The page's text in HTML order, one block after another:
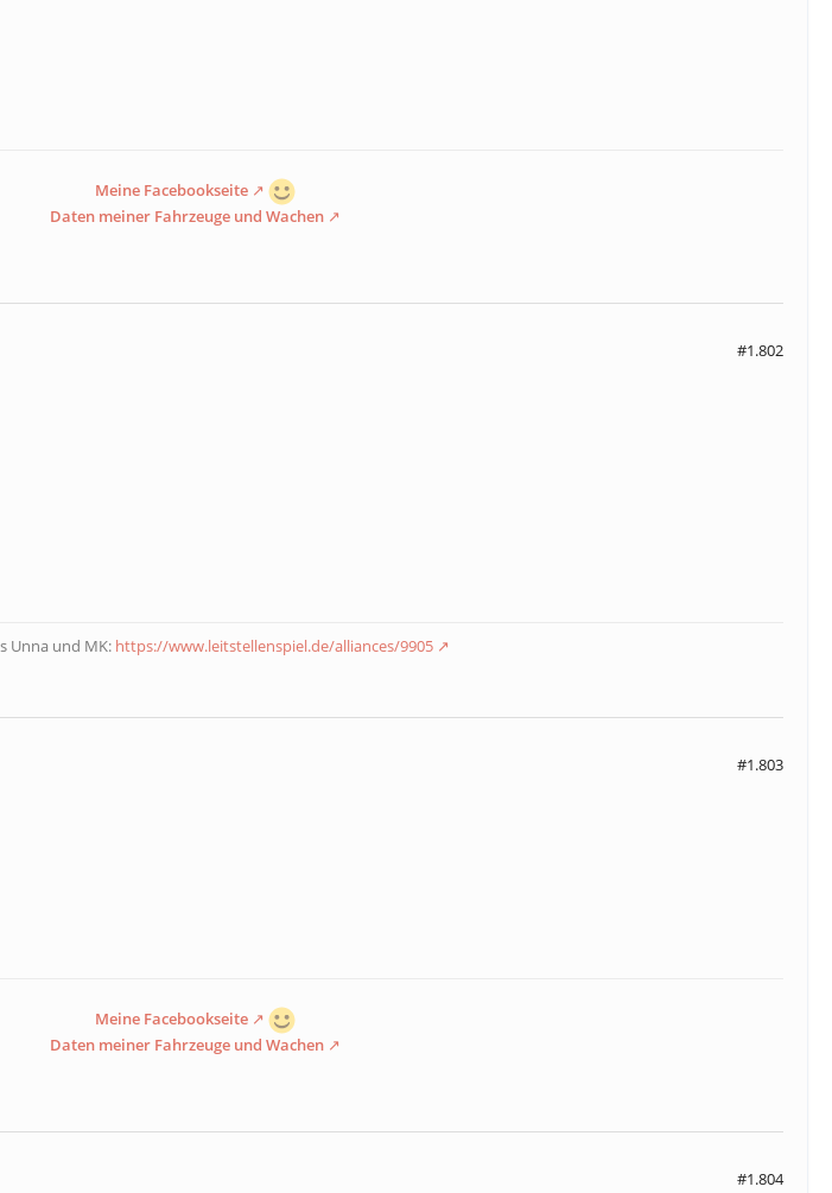
Meine Facebookseite
Daten meiner Fahrzeuge und Wachen
#1.802
Unna und MK: https://www.leitstellenspiel.de/alliances/9905
#1.803
Meine Facebookseite
Daten meiner Fahrzeuge und Wachen
#1.804